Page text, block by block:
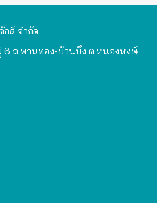
กส์ จำกัด
6 ถ.พานทอง-บ้านบึง ต.หนองหงษ์